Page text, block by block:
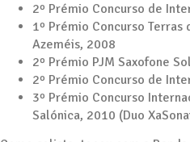
2º Prémio Concurso de
1º Prémio Concurso
Azeméis, 2008
2º Prémio PJM Saxofone
2º Prémio Concurso de
3º Prémio Concurso
Salónica, 2010 (Duo